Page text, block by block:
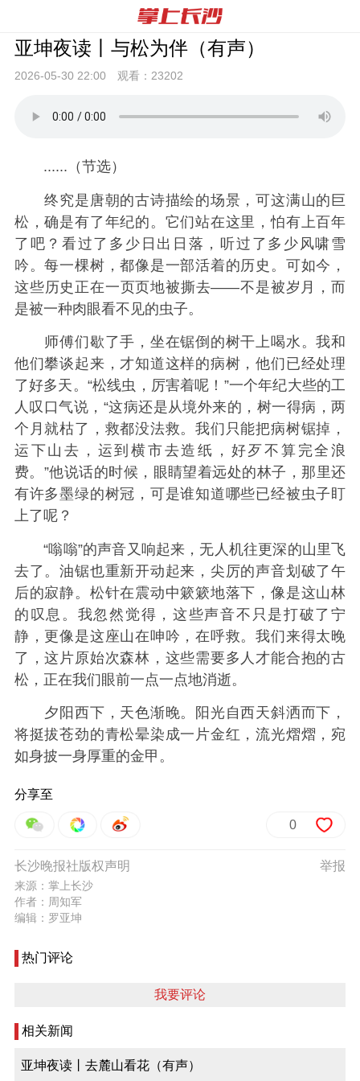
亚坤夜读丨与松为伴（有声）
2026-05-30 22:00 观看： 23202
......（节选）
终究是唐朝的古诗描绘的场景，可这满山的巨
松，确是有了年纪的。它们站在这里，怕有上百年
了吧？看过了多少日出日落，听过了多少风啸雪
吟。每一棵树，都像是一部活着的历史。可如今，
这些历史正在一页页地被撕去——不是被岁月，而
是被一种肉眼看不见的虫子。
师傅们歇了手，坐在锯倒的树干上喝水。我和
他们攀谈起来，才知道这样的病树，他们已经处理
了好多天。“松线虫，厉害着呢！”一个年纪大些的工
人叹口气说，“这病还是从境外来的，树一得病，两
个月就枯了，救都没法救。我们只能把病树锯掉，
运下山去，运到横市去造纸，好歹不算完全浪
费。”他说话的时候，眼睛望着远处的林子，那里还
有许多墨绿的树冠，可是谁知道哪些已经被虫子盯
上了呢？
“嗡嗡”的声音又响起来，无人机往更深的山里飞
去了。油锯也重新开动起来，尖厉的声音划破了午
后的寂静。松针在震动中簌簌地落下，像是这山林
的叹息。我忽然觉得，这些声音不只是打破了宁
静，更像是这座山在呻吟，在呼救。我们来得太晚
了，这片原始次森林，这些需要多人才能合抱的古
松，正在我们眼前一点一点地消逝。
夕阳西下，天色渐晚。阳光自西天斜洒而下，
将挺拔苍劲的青松晕染成一片金红，流光熠熠，宛
如身披一身厚重的金甲。
分享至
0
举报
长沙晚报社版权声明
来源：掌上长沙
作者：周知军
编辑：罗亚坤
热门评论
我要评论
相关新闻
亚坤夜读丨去麓山看花（有声）